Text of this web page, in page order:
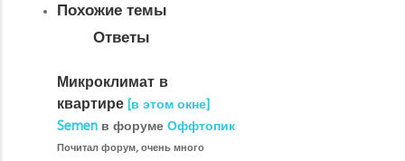
Похожие темы
Ответы
Микроклимат в
квартире [в этом окне]
Semen в форуме Оффтопик
Почитал форум, очень много